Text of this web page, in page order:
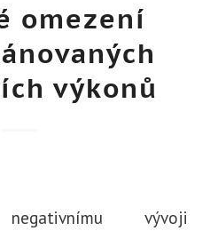
omezení
výkonů
vývoji